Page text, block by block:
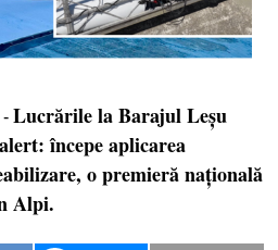
- Lucrările la Barajul Leșu
începe aplicarea
o premieră națională
Alpi.